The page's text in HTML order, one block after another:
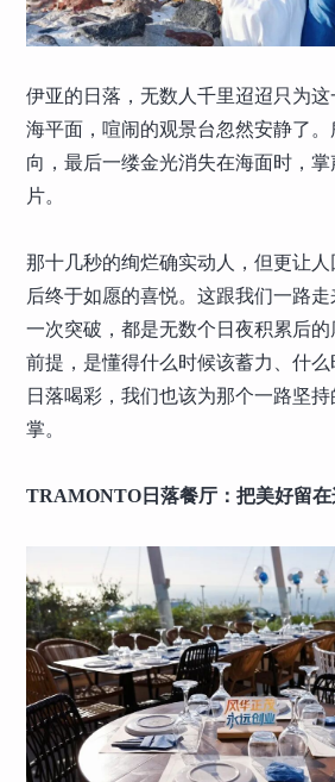
伊亚的日落，无数人千里迢迢只为
海平面，喧闹的观景台忽然安静了
向，最后一缕金光消失在海面时，
片。
那十几秒的绚烂确实动人，但更让
后终于如愿的喜悦。这跟我们一路
一次突破，都是无数个日夜积累后
前提，是懂得什么时候该蓄力、什
日落喝彩，我们也该为那个一路坚
掌。
TRAMONTO日落餐厅：把美好留在